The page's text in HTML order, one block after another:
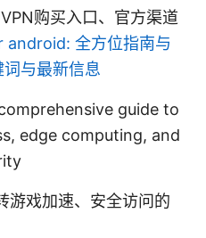
购买入口、官方渠道
全方位指南与
与最新信息
guide to
edge computing, and
游戏加速、安全访问的